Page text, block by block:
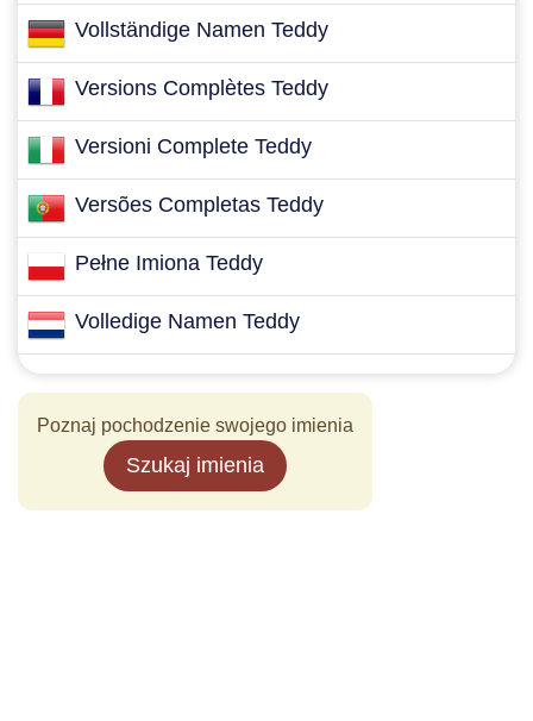
Vollständige Namen Teddy
Versions Complètes Teddy
Versioni Complete Teddy
Versões Completas Teddy
Pełne Imiona Teddy
Volledige Namen Teddy
Poznaj pochodzenie swojego imienia
Szukaj imienia